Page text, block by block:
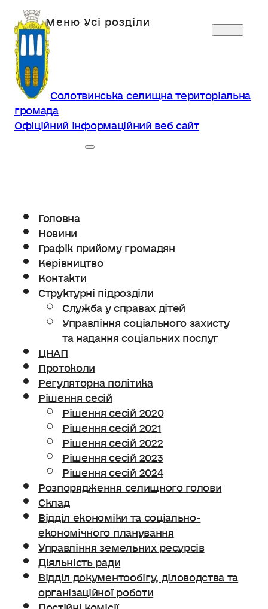
Солотвинська селищна територіальна
громада
Офіційний інформаційний веб сайт
Головна
Новини
Графік прийому громадян
Керівництво
Контакти
Структурні підрозділи
Служба у справах дітей
Управління соціального захисту
та надання соціальних послуг
ЦНАП
Протоколи
Регуляторна політика
Рішення сесій
Рішення сесій 2020
Рішення сесій 2021
Рішення сесій 2022
Рішення сесій 2023
Рішення сесій 2024
Розпорядження селищного голови
Склад
Відділ економіки та соціально-
економічного планування
Управління земельних ресурсів
Діяльність ради
Відділ документообігу, діловодства та
організаційної роботи
Постійні комісії